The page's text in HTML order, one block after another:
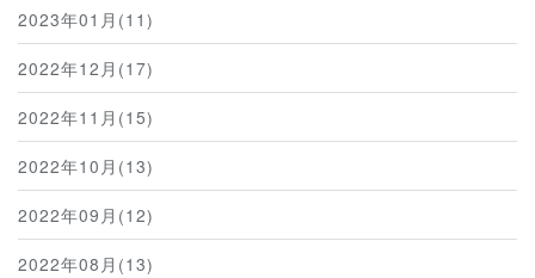
2023年01月(11)
2022年12月(17)
2022年11月(15)
2022年10月(13)
2022年09月(12)
2022年08月(13)